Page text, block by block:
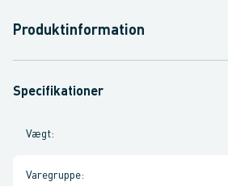
Produktinformation
Specifikationer
Vægt:
Varegruppe: